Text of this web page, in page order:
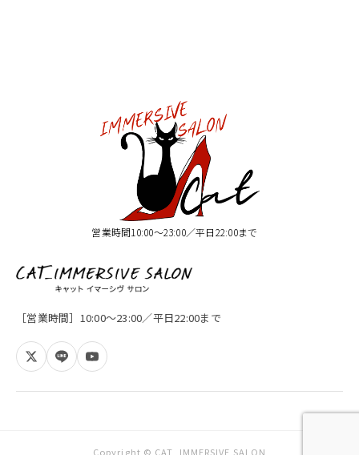
営業時間10:00〜23:00／平日22:00まで
［営業時間］10:00〜23:00／平日22:00まで
Copyright © CAT_IMMERSIVE SALON